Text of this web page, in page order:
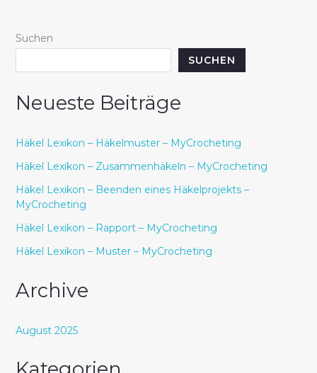
Suchen
SUCHEN
Neueste Beiträge
Häkel Lexikon – Häkelmuster – MyCrocheting
Häkel Lexikon – Zusammenhäkeln – MyCrocheting
Häkel Lexikon – Beenden eines Häkelprojekts –
MyCrocheting
Häkel Lexikon – Rapport – MyCrocheting
Häkel Lexikon – Muster – MyCrocheting
Archive
August 2025